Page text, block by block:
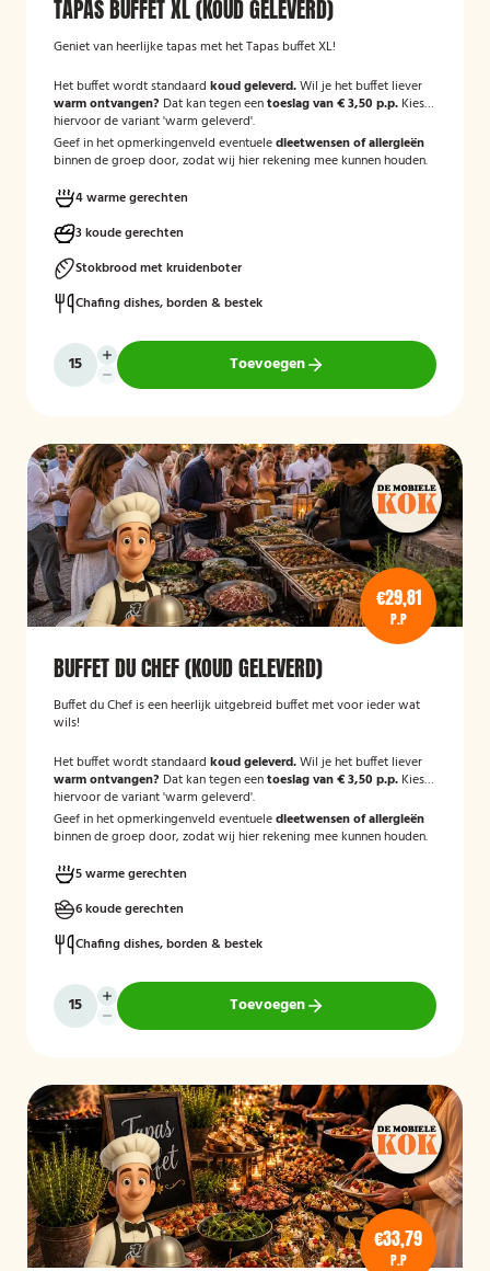
TAPAS BUFFET XL (KOUD GELEVERD)
Geniet van heerlijke tapas met het Tapas buffet XL!
Het buffet wordt standaard koud geleverd.Wil je het buffet liever
warm ontvangen? Dat kan tegen eentoeslag van € 3,50 p.p. Kies
hiervoor de variant 'warm geleverd'.
Geef in het opmerkingenveld eventueledieetwensen of allergieën
binnen de groep door, zodat wij hier rekening mee kunnen houden.
4 warme gerechten
3 koude gerechten
Stokbrood met kruidenboter
Chafing dishes, borden & bestek
Toevoegen
€29,81
P.P
BUFFET DU CHEF (KOUD GELEVERD)
Buffet du Chef is een heerlijk uitgebreid buffet met voor ieder wat
wils!
Het buffet wordt standaard koud geleverd.Wil je het buffet liever
warm ontvangen? Dat kan tegen eentoeslag van € 3,50 p.p. Kies
hiervoor de variant 'warm geleverd'.
Geef in het opmerkingenveld eventueledieetwensen of allergieën
binnen de groep door, zodat wij hier rekening mee kunnen houden.
5 warme gerechten
6 koude gerechten
Chafing dishes, borden & bestek
Toevoegen
€33,79
P.P